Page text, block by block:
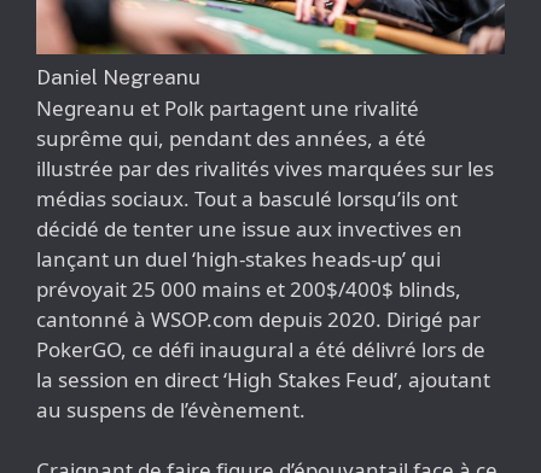
Daniel Negreanu
Negreanu et Polk partagent une rivalité
suprême qui, pendant des années, a été
illustrée par des rivalités vives marquées sur les
médias sociaux. Tout a basculé lorsqu’ils ont
décidé de tenter une issue aux invectives en
lançant un duel ‘high-stakes heads-up’ qui
prévoyait 25 000 mains et 200$/400$ blinds,
cantonné à WSOP.com depuis 2020. Dirigé par
PokerGO, ce défi inaugural a été délivré lors de
la session en direct ‘High Stakes Feud’, ajoutant
au suspens de l’évènement.